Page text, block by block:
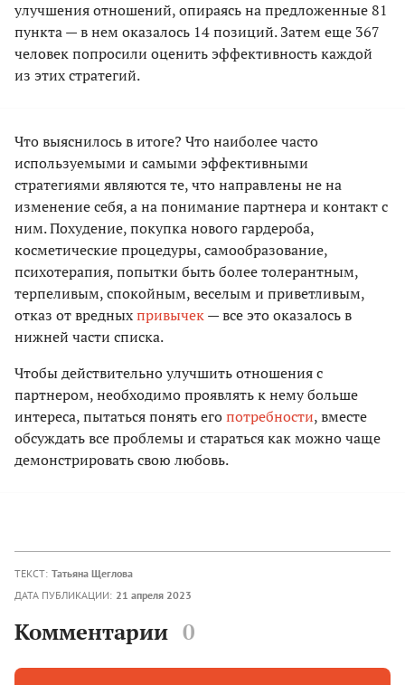
улучшения отношений, опираясь на предложенные 81
пункта — в нем оказалось 14 позиций. Затем еще 367
человек попросили оценить эффективность каждой
из этих стратегий.
Что выяснилось в итоге? Что наиболее часто
используемыми и самыми эффективными
стратегиями являются те, что направлены не на
изменение себя, а на понимание партнера и контакт с
ним. Похудение, покупка нового гардероба,
косметические процедуры, самообразование,
психотерапия, попытки быть более толерантным,
терпеливым, спокойным, веселым и приветливым,
отказ от вредныхпривычек— все это оказалось в
нижней части списка.
Чтобы действительно улучшить отношения с
партнером, необходимо проявлять к нему больше
интереса, пытаться понять егопотребности, вместе
обсуждать все проблемы и стараться как можно чаще
демонстрировать свою любовь.
ТЕКСТ: Татьяна Щеглова
ДАТА ПУБЛИКАЦИИ: 21 апреля 2023
Комментарии 0